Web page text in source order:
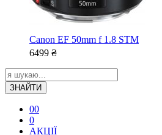
Canon EF 50mm f 1.8 STM
6499 ₴
ЗНАЙТИ
00
0
АКЦІЇ